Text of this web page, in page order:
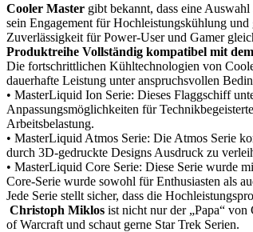
Cooler Master gibt bekannt, dass eine Auswahl
sein Engagement für Hochleistungskühlung
Zuverlässigkeit für Power-User und Gamer
Produktreihe Vollständig kompatibel mit
Die fortschrittlichen Kühltechnologien von
dauerhafte Leistung unter anspruchsvollen
• MasterLiquid Ion Serie: Dieses Flaggschiff
Anpassungsmöglichkeiten für
Arbeitsbelastung.
• MasterLiquid Atmos Serie: Die Atmos Serie
durch 3D-gedruckte Designs Ausdruck zu
• MasterLiquid Core Serie: Diese Serie wurde
Core-Serie wurde sowohl für Enthusiasten als
Jede Serie stellt sicher, dass die
Christoph Miklos ist nicht nur der „Papa“
of Warcraft und schaut gerne Star Trek Serien.